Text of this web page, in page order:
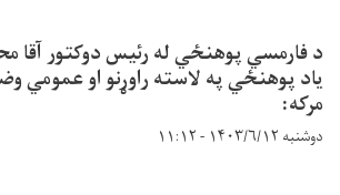
د فارمسي پوهنځي له رئیس دوکتور آقا
یاد پوهنځي په لاسته راوړنو او عمومي
مرکه:
دوشنبه ۱۴۰۳/۶/۱۲ - ۱۱:۱۲